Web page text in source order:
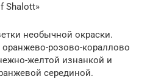
Shalott»
необычной окраски.
розово-кораллово
желтой изнанкой и
серединой.